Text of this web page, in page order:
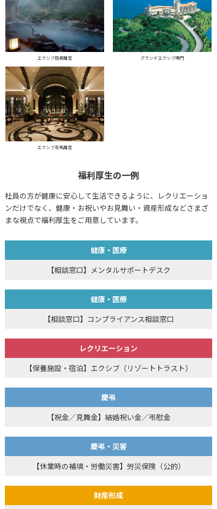
エクシブ箱根離宮 グランドエクシブ鳴門
エクシブ有馬離宮
福利厚生の一例
社員の方が健康に安心して生活できるように、レクリエーショ
ンだけでなく、健康・お祝いやお見舞い・資産形成などさまざ
まな視点で福利厚生をご用意しています。
健康・医療
【相談窓口】メンタルサポートデスク
健康・医療
【相談窓口】コンプライアンス相談窓口
レクリエーション
【保養施設・宿泊】エクシブ（リゾートトラスト）
慶弔
【祝金／見舞金】結婚祝い金／弔慰金
慶弔・災害
【休業時の補填・労働災害】労災保険（公的）
財産形成